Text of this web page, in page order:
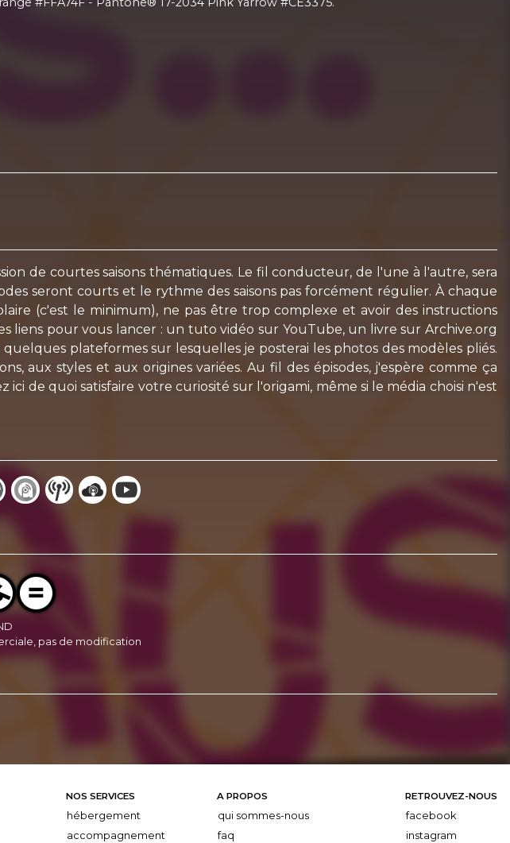
de courtes saisons thématiques. Le fil conducteur, de l'une à l'autre, sera
seront courts et le rythme des saisons pas forcément régulier. À chaque
(c'est le minimum), ne pas être trop complexe et avoir des instructions
liens pour vous lancer : un tuto vidéo sur YouTube, un livre sur Archive.org
plateformes sur lesquelles je posterai les photos des modèles pliés.
aux styles et aux origines variées. Au fil des épisodes, j'espère comme ça
de quoi satisfaire votre curiosité sur l'origami, même si le média choisi n'est
pas de modification
NOS SERVICES
hébergement
accompagnement
A PROPOS
qui sommes-nous
faq
RETROUVEZ-NOUS
facebook
instagram